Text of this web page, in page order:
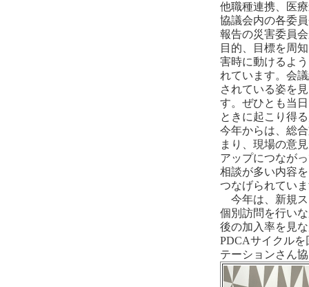
他職種連携、医
協議会内の各委
報告の災害委員
目的、目標を周
害時に動けるよ
れています。会
されている姿を
す。ぜひとも当
ときに起こり得
今年からは、総
まり、現場の意
アップにつなが
相談が多い内容
つなげられてい
今年は、新規ス
個別訪問を行い
後の加入率を見
PDCAサイクル
テーションさん